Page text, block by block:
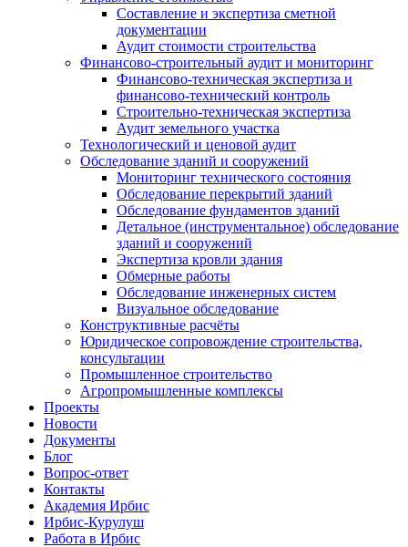
Составление и экспертиза сметной
документации
Аудит стоимости строительства
Финансово-строительный аудит и мониторинг
Финансово-техническая экспертиза и
финансово-технический контроль
Строительно-техническая экспертиза
Аудит земельного участка
Технологический и ценовой аудит
Обследование зданий и сооружений
Мониторинг технического состояния
Обследование перекрытий зданий
Обследование фундаментов зданий
Детальное (инструментальное) обследование
зданий и сооружений
Экспертиза кровли здания
Обмерные работы
Обследование инженерных систем
Визуальное обследование
Конструктивные расчёты
Юридическое сопровождение строительства,
консультации
Промышленное строительство
Агропромышленные комплексы
Проекты
Новости
Документы
Блог
Вопрос-ответ
Контакты
Академия Ирбис
Ирбис-Курулуш
Работа в Ирбис